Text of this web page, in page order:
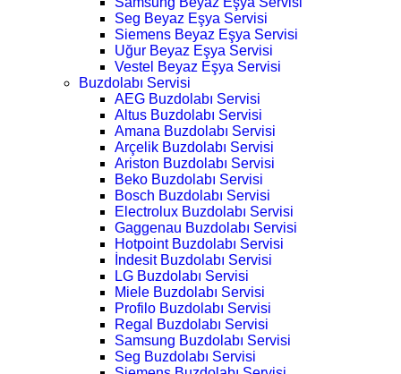
Seg Beyaz Eşya Servisi
Siemens Beyaz Eşya Servisi
Uğur Beyaz Eşya Servisi
Vestel Beyaz Eşya Servisi
Buzdolabı Servisi
AEG Buzdolabı Servisi
Altus Buzdolabı Servisi
Amana Buzdolabı Servisi
Arçelik Buzdolabı Servisi
Ariston Buzdolabı Servisi
Beko Buzdolabı Servisi
Bosch Buzdolabı Servisi
Electrolux Buzdolabı Servisi
Gaggenau Buzdolabı Servisi
Hotpoint Buzdolabı Servisi
İndesit Buzdolabı Servisi
LG Buzdolabı Servisi
Miele Buzdolabı Servisi
Profilo Buzdolabı Servisi
Regal Buzdolabı Servisi
Samsung Buzdolabı Servisi
Seg Buzdolabı Servisi